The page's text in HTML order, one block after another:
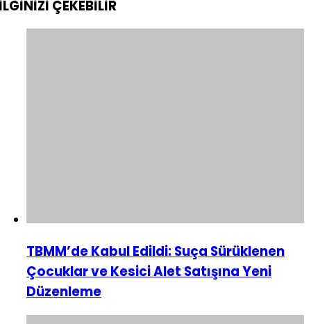
ÇEKEBİLİR
TBMM’de Kabul Edildi: Suça Sürüklenen
Çocuklar ve Kesici Alet Satışına Yeni
Düzenleme